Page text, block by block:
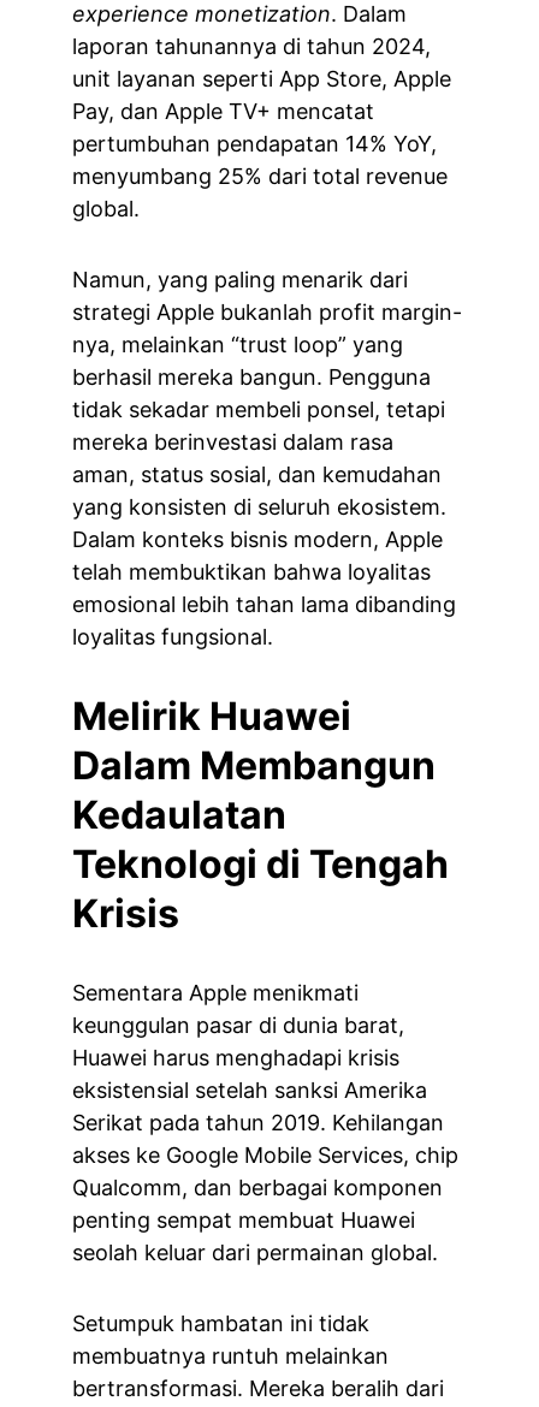
experience monetization. Dalam
laporan tahunannya di tahun 2024,
unit layanan seperti App Store, Apple
Pay, dan Apple TV+ mencatat
pertumbuhan pendapatan 14% YoY,
menyumbang 25% dari total revenue
global.
Namun, yang paling menarik dari
strategi Apple bukanlah profit margin-
nya, melainkan “trust loop” yang
berhasil mereka bangun. Pengguna
tidak sekadar membeli ponsel, tetapi
mereka berinvestasi dalam rasa
aman, status sosial, dan kemudahan
yang konsisten di seluruh ekosistem.
Dalam konteks bisnis modern, Apple
telah membuktikan bahwa loyalitas
emosional lebih tahan lama dibanding
loyalitas fungsional.
Melirik Huawei
Dalam Membangun
Kedaulatan
Teknologi di Tengah
Krisis
Sementara Apple menikmati
keunggulan pasar di dunia barat,
Huawei harus menghadapi krisis
eksistensial setelah sanksi Amerika
Serikat pada tahun 2019. Kehilangan
akses ke Google Mobile Services, chip
Qualcomm, dan berbagai komponen
penting sempat membuat Huawei
seolah keluar dari permainan global.
Setumpuk hambatan ini tidak
membuatnya runtuh melainkan
bertransformasi. Mereka beralih dari